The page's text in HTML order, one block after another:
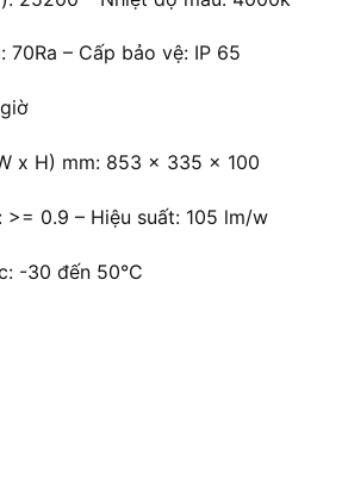
70Ra – Cấp bảo vệ: IP 65
x H) mm: 853 x 335 x 100
>= 0.9 – Hiệu suất: 105 lm/w
-30 đến 50°C